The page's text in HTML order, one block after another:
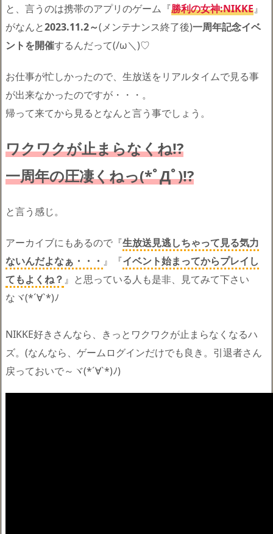
と、言うのは携帯のアプリのゲーム『勝利の女神:NIKKE』
がなんと2023.11.2～(メンテナンス終了後)一周年記念イベ
ントを開催するんだって(/ω＼)♡
お仕事が忙しかったので、生放送をリアルタイムで見る事
が出来なかったのですが・・・。
帰って来てから見るとなんと言う事でしょう。
ワクワクが止まらなくね!?
一周年の圧凄くねっ(*ﾟДﾟ)!?
と言う感じ。
アーカイブにもあるので『生放送見逃しちゃって見る気力
ないんだよなぁ・・・ 』『イベント始まってからプレイし
てもよくね？ 』と思っている人も是非、見てみて下さい
なヾ(*´∀`*)ﾉ
NIKKE好きさんなら、きっとワクワクが止まらなくなるハ
ズ。(なんなら、ゲームログインだけでも良き。引退者さん
戻っておいで～ヾ(*´∀`*)ﾉ)